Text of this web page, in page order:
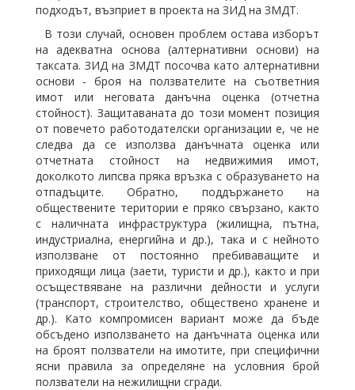
подходът, възприет в проекта на ЗИД на ЗМДТ.
В този случай, основен проблем остава изборът
на адекватна основа (алтернативни основи) на
таксата. ЗИД на ЗМДТ посочва като алтернативни
основи - броя на ползвателите на съответния
имот или неговата данъчна оценка (отчетна
стойност). Защитаваната до този момент позиция
от повечето работодателски организации е, че не
следва да се използва данъчната оценка или
отчетната стойност на недвижимия имот,
доколкото липсва пряка връзка с образуването на
отпадъците. Обратно, поддържането на
обществените територии е пряко свързано, както
с наличната инфраструктура (жилищна, пътна,
индустриална, енергийна и др.), така и с нейното
използване от постоянно пребиваващите и
приходящи лица (заети, туристи и др.), както и при
осъществяване на различни дейности и услуги
(транспорт, строителство, обществено хранене и
др.). Като компромисен вариант може да бъде
обсъдено използването на данъчната оценка или
на броят ползватели на имотите, при специфични
ясни правила за определяне на условния брой
ползватели на нежилищни сгради.